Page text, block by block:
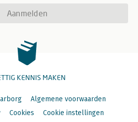
Aanmelden
KENNIS MAKEN
Algemene voorwaarden
Cookies Cookie instellingen